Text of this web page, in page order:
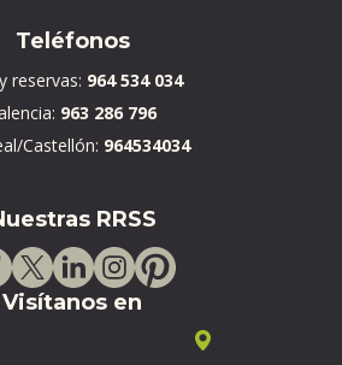
Teléfonos
reservas: 964 534 034
963 286 796
Castellón: 964534034
RRSS
Visítanos en